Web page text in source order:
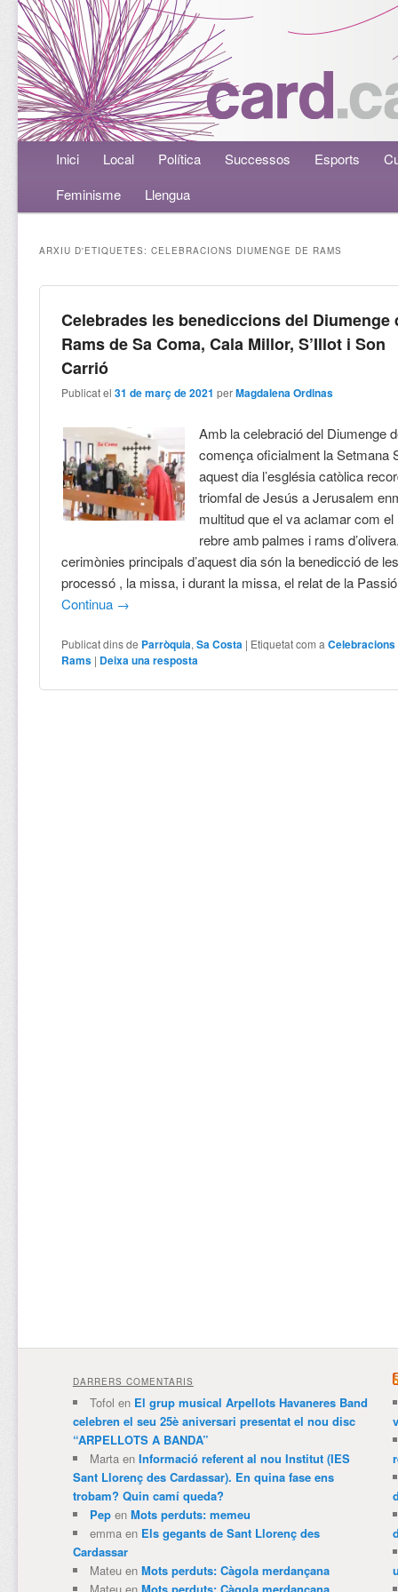
Menú principalAneu al contingut principal
Aneu al contingut secundari
Inici Local Política Successos Esports
Feminisme
Llengua
ARXIU D'ETIQUETES:CELEBRACIONS DIUMENGE DE RAMS
Celebrades les benediccions del Diumenge
Rams de Sa Coma, Cala Millor, S’Illot i Son
Carrió
Publicat el31 de març de 2021 perMagdalena Ordinas
Amb la celebració del Diumenge
comença oficialment la Setmana
aquest dia l’església catòlica
triomfal de Jesús a Jerusalem
multitud que el va aclamar com
rebre amb palmes i rams
cerimònies principals d’aquest dia són la benedicció de
processó , la missa, i durant la missa, el relat de la
Continua →
Publicat dins de Parròquia,Sa Costa | Etiquetat com a
Rams | Deixa una resposta
DARRERS COMENTARIS
Tofol en El grup musical Arpellots Havaneres Band
celebren el seu 25è aniversari presentat el nou disc
“ARPELLOTS A BANDA”
Martaen Informació referent al nou Institut (IES
Sant Llorenç des Cardassar). En quina fase ens
trobam? Quin camí queda?
Pepen Mots perduts: memeu
emmaen Els gegants de Sant Llorenç des
Cardassar
Mateuen Mots perduts: Càgola merdançana